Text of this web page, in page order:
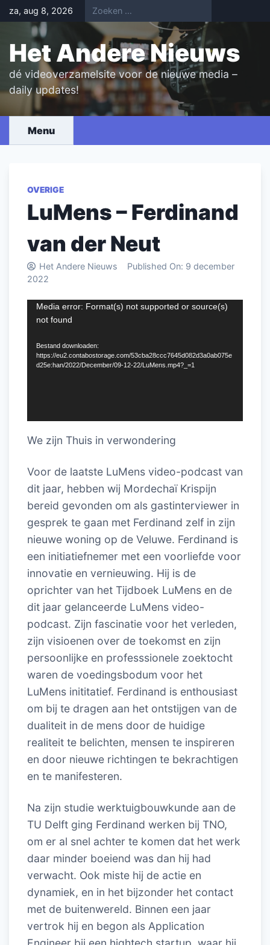
Skip
to
content
za, aug 8, 2026
Het Andere Nieuws
dé videoverzamelsite voor de nieuwe media –
daily updates!
Menu
OVERIGE
LuMens – Ferdinand
van der Neut
Het Andere Nieuws Published On: 9 december
2022
Videospeler
Media error: Format(s) not supported or source(s)
not found
Bestand downloaden:
https://eu2.contabostorage.com/53cba28ccc7645d082d3a0ab075e
d25e:han/2022/December/09-12-22/LuMens.mp4?_=1
We zijn Thuis in verwondering
Voor de laatste LuMens video-podcast van
dit jaar, hebben wij Mordechaï Krispijn
bereid gevonden om als gastinterviewer in
gesprek te gaan met Ferdinand zelf in zijn
nieuwe woning op de Veluwe. Ferdinand is
een initiatiefnemer met een voorliefde voor
innovatie en vernieuwing. Hij is de
oprichter van het Tijdboek LuMens en de
dit jaar gelanceerde LuMens video-
podcast. Zijn fascinatie voor het verleden,
zijn visioenen over de toekomst en zijn
persoonlijke en professsionele zoektocht
waren de voedingsbodum voor het
LuMens inititatief. Ferdinand is enthousiast
om bij te dragen aan het ontstijgen van de
dualiteit in de mens door de huidige
realiteit te belichten, mensen te inspireren
en door nieuwe richtingen te bekrachtigen
en te manifesteren.
Na zijn studie werktuigbouwkunde aan de
TU Delft ging Ferdinand werken bij TNO,
om er al snel achter te komen dat het werk
daar minder boeiend was dan hij had
verwacht. Ook miste hij de actie en
dynamiek, en in het bijzonder het contact
met de buitenwereld. Binnen een jaar
vertrok hij en begon als Application